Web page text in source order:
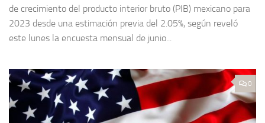
de crecimiento del producto interior bruto (PIB) mexicano para
2023 desde una estimación previa del 2.05%, según reveló
este lunes la encuesta mensual de junio...
0